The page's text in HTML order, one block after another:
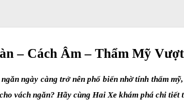
– Cách Âm – Thẩm Mỹ
ngày càng trở nên phổ biến nhờ tính thẩm
vách ngăn? Hãy cùng Hai Xe khám phá chi tiết